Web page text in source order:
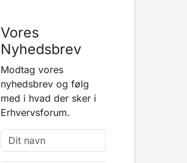
Vores
Nyhedsbrev
Modtag vores
nyhedsbrev og følg
med i hvad der sker i
Erhvervsforum.